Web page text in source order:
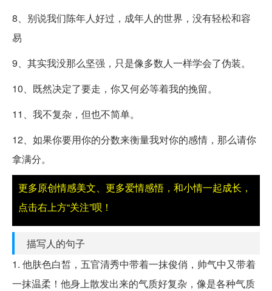
8、别说我们陈年人好过，成年人的世界，没有轻松和容
易
9、其实我没那么坚强，只是像多数人一样学会了伪装。
10、既然决定了要走，你又何必等着我的挽留。
11、我不复杂，但也不简单。
12、如果你要用你的分数来衡量我对你的感情，那么请你
拿满分。
更多原创情感美文、更多爱情感悟，和小情一起成长，
点击右上方“关注”呗！
描写人的句子
1. 他肤色白皙，五官清秀中带着一抹俊俏，帅气中又带着
一抹温柔！他身上散发出来的气质好复杂，像是各种气质